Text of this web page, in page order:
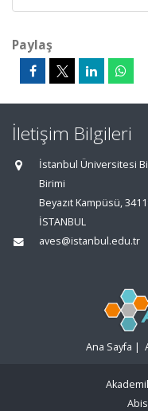
Paylaş
İletişim Bilgileri
İstanbul Üniversitesi
Birimi
Beyazıt Kampüsü,
İSTANBUL
aves@istanbul.edu.tr
Ana Sayfa |